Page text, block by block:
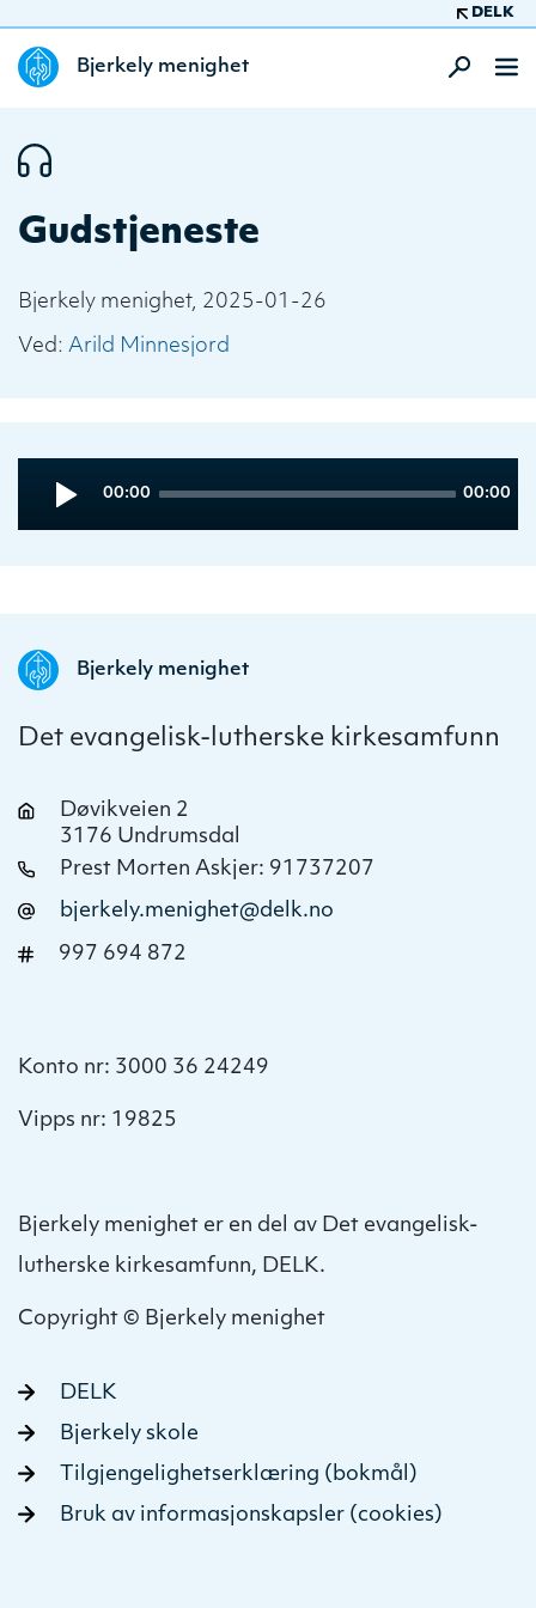
DELK
Bjerkely menighet
Gudstjeneste
Bjerkely menighet, 2025-01-26
Ved: Arild Minnesjord
Player
Current
00:00
Total
00:00
Bjerkely menighet
Det evangelisk-lutherske kirkesamfunn
Døvikveien 2
3176 Undrumsdal
Prest Morten Askjer: 91737207
bjerkely.menighet@delk.no
997 694 872
Konto nr: 3000 36 24249
Vipps nr: 19825
Bjerkely menighet er en del av Det evangelisk-
lutherske kirkesamfunn, DELK.
Copyright © Bjerkely menighet
DELK
Bjerkely skole
Tilgjengelighetserklæring (bokmål)
Bruk av informasjonskapsler (cookies)